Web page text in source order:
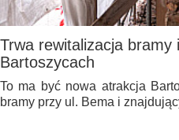
Trwa rewitalizacja
Bartoszycach
To ma być nowa atrakcja
bramy przy ul. Bema i